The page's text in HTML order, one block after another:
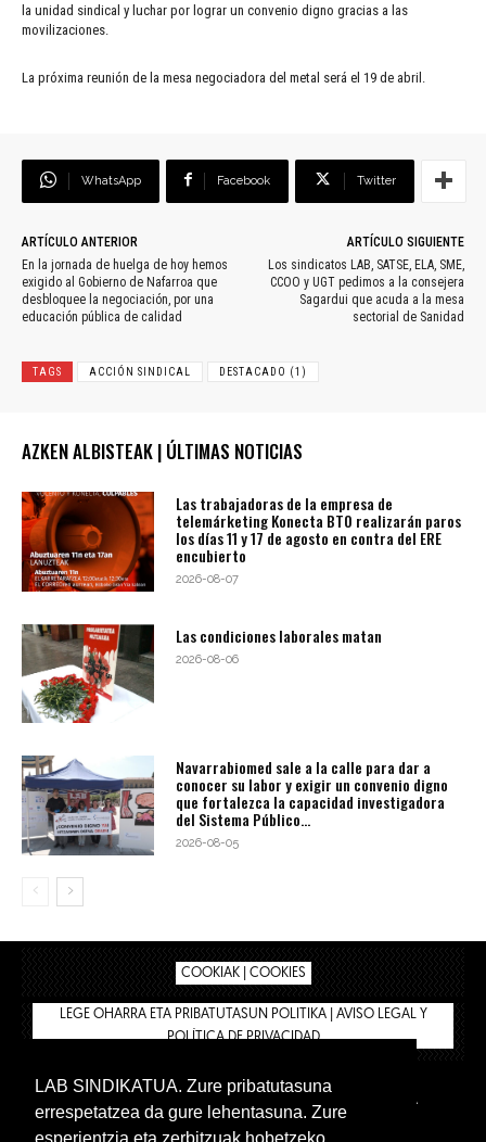
la unidad sindical y luchar por lograr un convenio digno gracias a las
movilizaciones.
La próxima reunión de la mesa negociadora del metal será el 19 de abril.
WhatsApp Facebook Twitter
ARTÍCULO ANTERIOR
En la jornada de huelga de hoy hemos
exigido al Gobierno de Nafarroa que
desbloquee la negociación, por una
educación pública de calidad
ARTÍCULO SIGUIENTE
Los sindicatos LAB, SATSE, ELA, SME,
CCOO y UGT pedimos a la consejera
Sagardui que acuda a la mesa
sectorial de Sanidad
TAGS ACCIÓN SINDICAL DESTACADO (1)
AZKEN ALBISTEAK | ÚLTIMAS NOTICIAS
Las trabajadoras de la empresa de
telemárketing Konecta BTO realizarán paros
los días 11 y 17 de agosto en contra del ERE
encubierto
2026-08-07
Las condiciones laborales matan
2026-08-06
Navarrabiomed sale a la calle para dar a
conocer su labor y exigir un convenio digno
que fortalezca la capacidad investigadora
del Sistema Público...
2026-08-05
COOKIAK | COOKIES
LEGE OHARRA ETA PRIBATUTASUN POLITIKA | AVISO LEGAL Y
POLÍTICA DE PRIVACIDAD
BIZILAN.EUS
TIENDA
INTRANET 🔑
Euskera Castellano
LAB SINDIKATUA. Zure pribatutasuna
errespetatzea da gure lehentasuna. Zure